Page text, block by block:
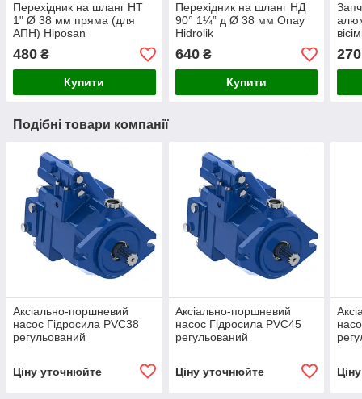
Перехідник на шланг НТ
1" Ø 38 мм пряма (для
АПН) Hiposan
480 ₴
Купити
Перехідник на шланг НД
90° 1¼” д Ø 38 мм Onay
Hidrolik
640₴
Купити
270
Подібні товари компанії
Аксіально-поршневий
насос Гідросила PVC38
регульований
Ціну уточнюйте
Аксіально-поршневий
насос Гідросила PVC45
регульований
Ціну уточнюйте